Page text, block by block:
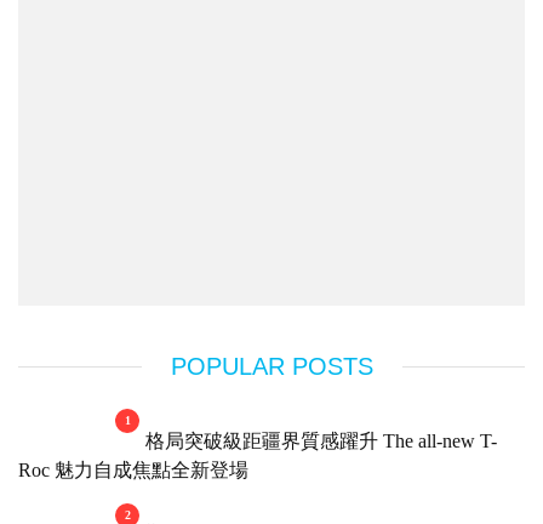
POPULAR POSTS
1
格局突破級距疆界質感躍升 The all-new T-
Roc 魅力自成焦點全新登場
2